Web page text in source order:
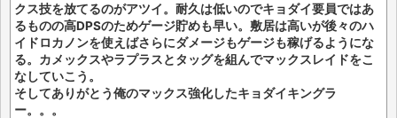
クス技を放てるのがアツイ。耐久は低いのでキョダイ要員ではあ
るものの高DPSのためゲージ貯めも早い。敷居は高いが後々のハ
イドロカノンを使えばさらにダメージもゲージも稼げるようにな
る。カメックスやラプラスとタッグを組んでマックスレイドをこ
なしていこう。
そしてありがとう俺のマックス強化したキョダイキングラ
ー。。。